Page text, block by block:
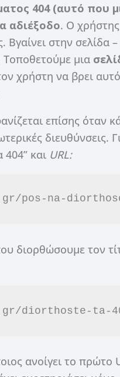
404 (αυτό που
αδιέξοδο. Ο
Βγαίνει στην
Τοποθετούμε μια
χρήστη να βρει
επίσης όταν
διευθύνσεις.
και URL:
pos-na-
διορθώσουμε τον
diorthoste-ta-
ανοίγει το πρώτο